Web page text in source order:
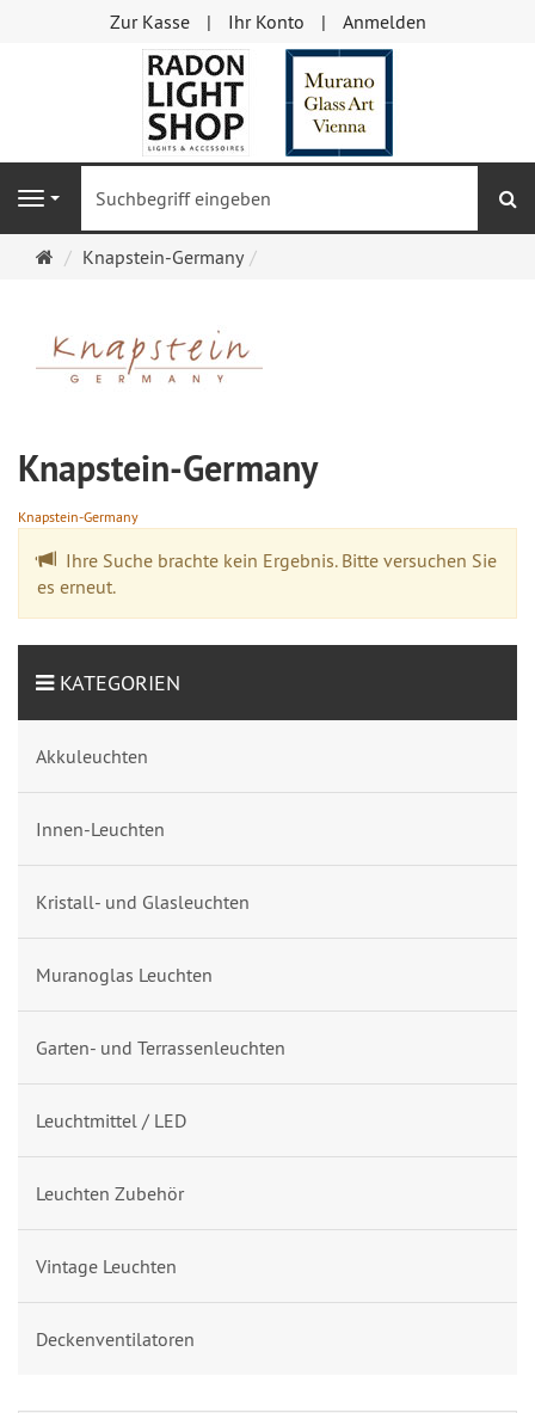
Zur Kasse Ihr Konto Anmelden
Navigation
Startseite
Knapstein-Germany
Knapstein-Germany
Knapstein-Germany
Ihre Suche brachte kein Ergebnis. Bitte versuchen Sie
es erneut.
KATEGORIEN
Akkuleuchten
Innen-Leuchten
Kristall- und Glasleuchten
Muranoglas Leuchten
Garten- und Terrassenleuchten
Leuchtmittel / LED
Leuchten Zubehör
Vintage Leuchten
Deckenventilatoren